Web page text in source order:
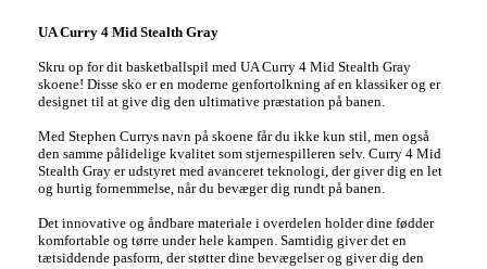
UA Curry 4 Mid Stealth Gray
Skru op for dit basketballspil med UA Curry 4 Mid Stealth Gray
skoene! Disse sko er en moderne genfortolkning af en klassiker og er
designet til at give dig den ultimative præstation på banen.
Med Stephen Currys navn på skoene får du ikke kun stil, men også
den samme pålidelige kvalitet som stjernespilleren selv. Curry 4 Mid
Stealth Gray er udstyret med avanceret teknologi, der giver dig en let
og hurtig fornemmelse, når du bevæger dig rundt på banen.
Det innovative og åndbare materiale i overdelen holder dine fødder
komfortable og tørre under hele kampen. Samtidig giver det en
tætsiddende pasform, der støtter dine bevægelser og giver dig den